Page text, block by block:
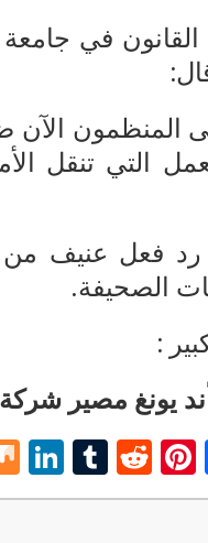
القانون في
المنظمون
التي تنقل
فعل عنيف من
الصحيفة.
:
يونغ مصير شركة
F
a
Pi
nt
R
e
T
u
Li
n